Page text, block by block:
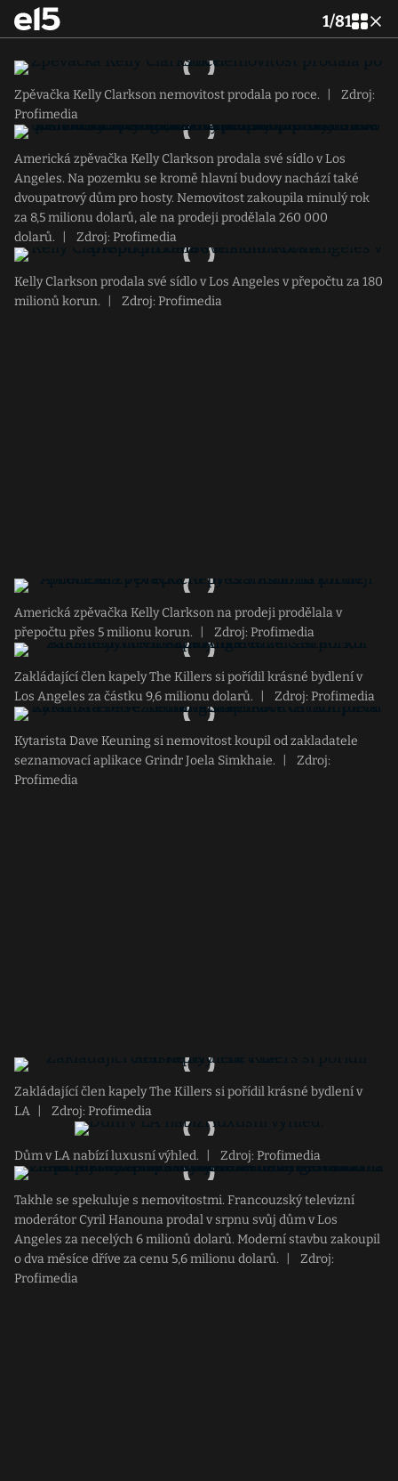
1/81
Zpěvačka Kelly Clarkson nemovitost prodala po roce.
Zdroj:
Profimedia
Americká zpěvačka Kelly Clarkson prodala své sídlo v Los
Angeles. Na pozemku se kromě hlavní budovy nachází také
dvoupatrový dům pro hosty. Nemovitost zakoupila minulý rok
za 8,5 milionu dolarů, ale na prodeji prodělala 260 000
dolarů.
Zdroj: Profimedia
Kelly Clarkson prodala své sídlo v Los Angeles v přepočtu za 180
milionů korun.
Zdroj: Profimedia
Americká zpěvačka Kelly Clarkson na prodeji prodělala v
přepočtu přes 5 milionu korun.
Zdroj: Profimedia
Zakládající člen kapely The Killers si pořídil krásné bydlení v
Los Angeles za částku 9,6 milionu dolarů.
Zdroj: Profimedia
Kytarista Dave Keuning si nemovitost koupil od zakladatele
seznamovací aplikace Grindr Joela Simkhaie.
Zdroj:
Profimedia
Zakládající člen kapely The Killers si pořídil krásné bydlení v
LA
Zdroj: Profimedia
Dům v LA nabízí luxusní výhled. Zdroj: Profimedia
Takhle se spekuluje s nemovitostmi. Francouzský televizní
moderátor Cyril Hanouna prodal v srpnu svůj dům v Los
Angeles za necelých 6 milionů dolarů. Moderní stavbu zakoupil
o dva měsíce dříve za cenu 5,6 milionu dolarů.
Zdroj:
Profimedia